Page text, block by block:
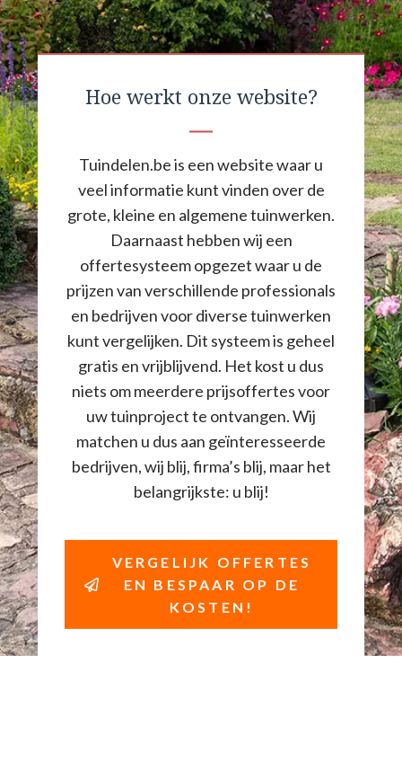
Hoe werkt onze website?
Tuindelen.be is een website waar u
veel informatie kunt vinden over de
grote, kleine en algemene tuinwerken.
Daarnaast hebben wij een
offertesysteem opgezet waar u de
prijzen van verschillende professionals
en bedrijven voor diverse tuinwerken
kunt vergelijken. Dit systeem is geheel
gratis en vrijblijvend. Het kost u dus
niets om meerdere prijsoffertes voor
uw tuinproject te ontvangen. Wij
matchen u dus aan geïnteresseerde
bedrijven, wij blij, firma’s blij, maar het
belangrijkste: u blij!
VERGELIJK OFFERTES
EN BESPAAR OP DE
KOSTEN!